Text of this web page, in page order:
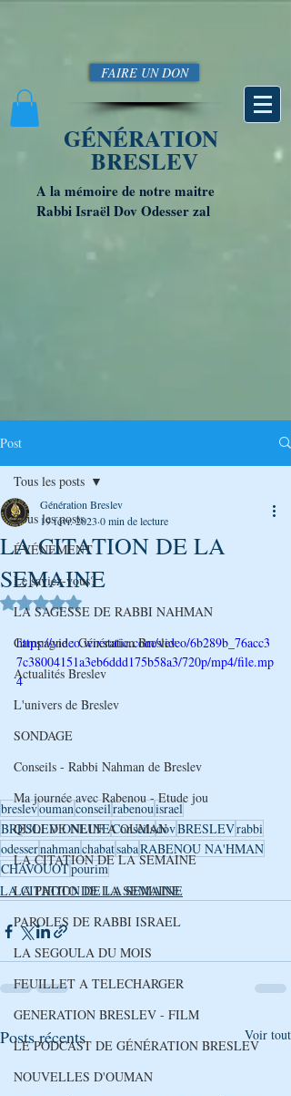
FAIRE UN DON
GÉNÉRATION
BRESLEV
A la mémoire de notre maitre
Rabbi Israël Dov Odesser zal
Post
Tous les posts
ÉVÉNEMENT
Le saviez-vous?
LA SAGESSE DE RABBI NAHMAN
Campagne : Génération Breslev
Actualités Breslev
L'univers de Breslev
SONDAGE
Conseils - Rabbi Nahman de Breslev
Ma journée avec Rabenou - Etude jou
QUOI DE NEUF A OUMAN
LA CITATION DE LA SEMAINE
LA PHOTO DE LA SEMAINE
PAROLES DE RABBI ISRAEL
LA SEGOULA DU MOIS
FEUILLET A TELECHARGER
GENERATION BRESLEV - FILM
LE PODCAST DE GÉNÉRATION BRESLEV
NOUVELLES D'OUMAN
Tous les posts
LA CITATION DE LA
SEMAINE
Génération Breslev
19 févr. 2023 0 min de lecture
Noté NaN étoiles sur 5.
https://video.wixstatic.com/video/6b289b_76acc3
7c38004151a3eb6ddd175b58a3/720p/mp4/file.mp
4
breslevoumanconseilrabenouisrael
BRESLEV ONLINEConseilsdovBRESLEVrabbi
odessernahmanchabatsabaRABENOU NA'HMAN
CHAVOUOTpourim
LA CITATION DE LA SEMAINE
Posts récents Voir tout